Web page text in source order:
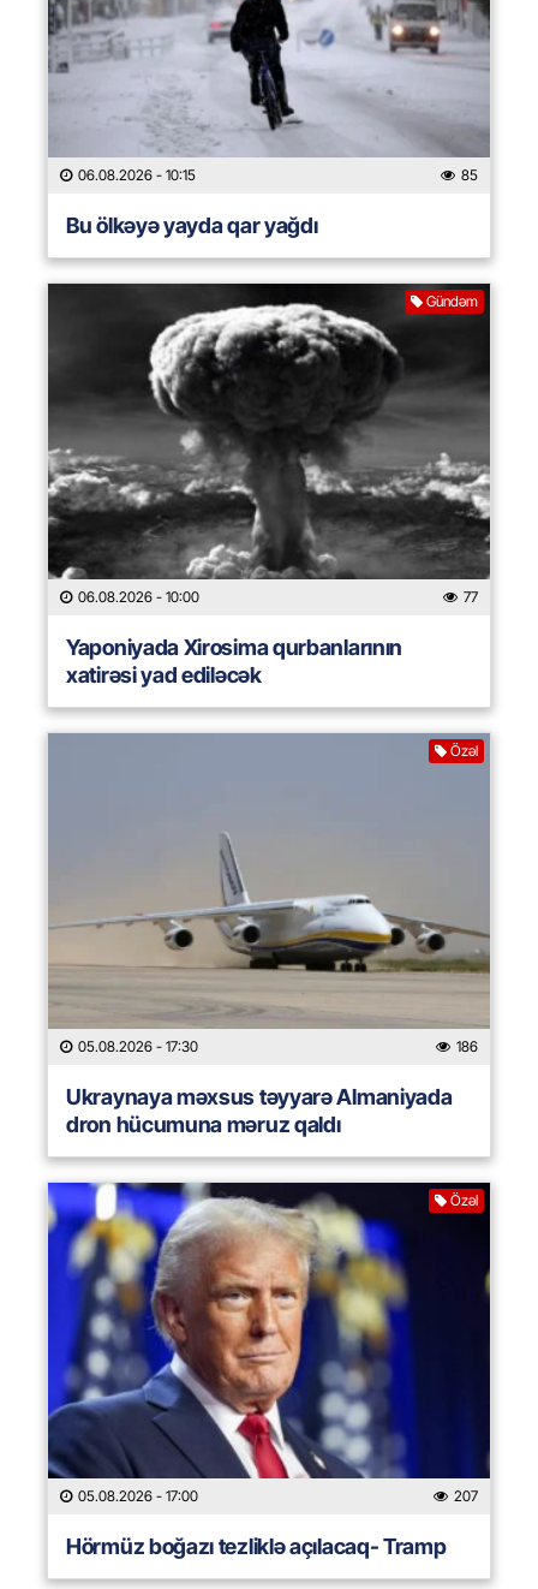
06.08.2026 - 10:15 85
Bu ölkəyə yayda qar yağdı
Gündəm
06.08.2026 - 10:00 77
Yaponiyada Xirosima qurbanlarının
xatirəsi yad ediləcək
Özəl
05.08.2026 - 17:30 186
Ukraynaya məxsus təyyarə Almaniyada
dron hücumuna məruz qaldı
Özəl
05.08.2026 - 17:00 207
Hörmüz boğazı tezliklə açılacaq- Tramp